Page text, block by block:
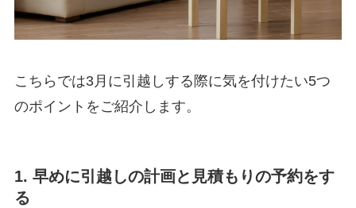
こちらでは3月に引越しする際に気を付けたい5つ
のポイントをご紹介します。
1. 早めに引越しの計画と見積もりの予約をす
る